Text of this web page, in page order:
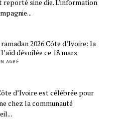
sine die. L’information
2026 Côte d’Ivoire: la
dévoilée ce 18 mars
AGBÉ
d’Ivoire est célébrée pour
chez la communauté